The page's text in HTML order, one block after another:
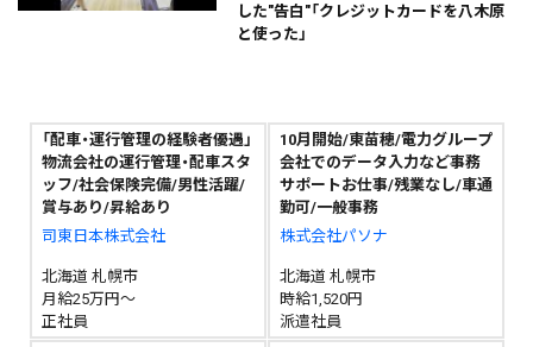
した"告白"「クレジットカードを八木原
と使った」
「配車・運行管理の経験者優遇」
物流会社の運行管理・配車スタ
ッフ/社会保険完備/男性活躍/
賞与あり/昇給あり
司東日本株式会社
北海道 札幌市
月給25万円～
正社員
10月開始/東苗穂/電力グループ
会社でのデータ入力など事務
サポートお仕事/残業なし/車通
勤可/一般事務
株式会社パソナ
北海道 札幌市
時給1,520円
派遣社員